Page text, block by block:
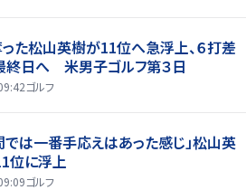
た松山英樹が11位へ急浮上、６打差
終日へ 米男子ゴルフ第３日
ゴルフ
では一番手応えはあった感じ」松山英
位に浮上
ゴルフ